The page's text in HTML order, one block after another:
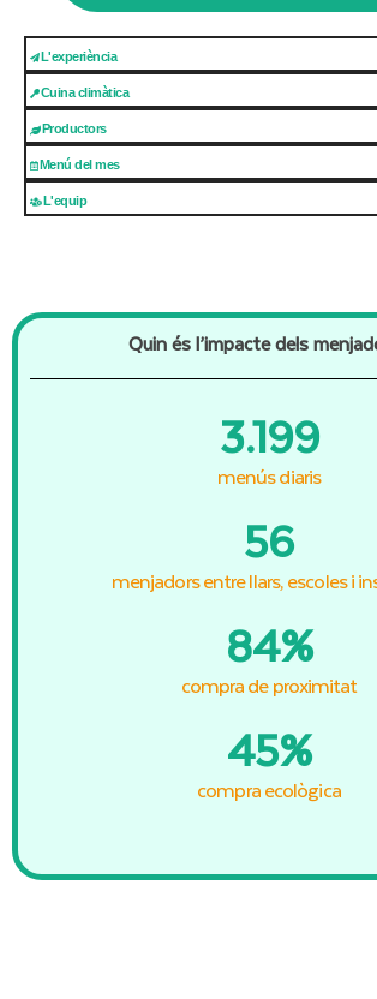
L'experiència
Cuina climàtica
Productors
Menú del mes
L'equip
Quin és l’impacte dels
menús diaris
3.200
menjadors entre llars, escoles i
57
compra de proximitat
85%
compra ecològica
45%